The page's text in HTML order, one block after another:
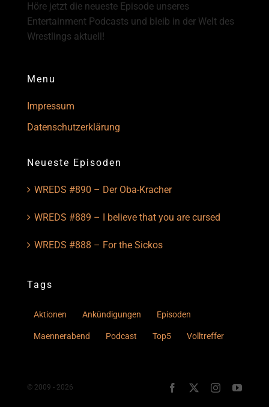
Höre jetzt die neueste Episode unseres
Entertainment Podcasts und bleib in der Welt des
Wrestlings aktuell!
Menu
Impressum
Datenschutzerklärung
Neueste Episoden
WREDS #890 – Der Oba-Kracher
WREDS #889 – I believe that you are cursed
WREDS #888 – For the Sickos
Tags
Aktionen Ankündigungen Episoden
Maennerabend Podcast Top5 Volltreffer
© 2009 - 2026